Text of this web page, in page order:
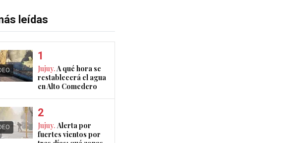
leídas
Jujuy.A qué hora se
restablecerá el agua
en Alto Comedero
Jujuy. Alerta por
fuertes vientos por